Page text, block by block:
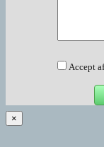
Accept
×